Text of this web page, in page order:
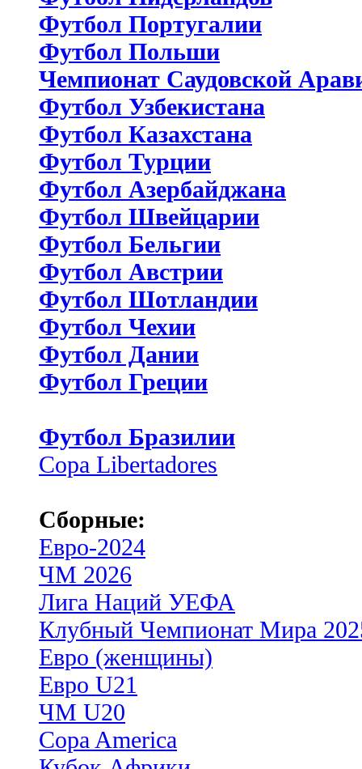
Футбол Португалии
Футбол Польши
Чемпионат Саудовской
Футбол Узбекистана
Футбол Казахстана
Футбол Турции
Футбол Азербайджана
Футбол Швейцарии
Футбол Бельгии
Футбол Австрии
Футбол Шотландии
Футбол Чехии
Футбол Дании
Футбол Греции
Футбол Бразилии
Copa Libertadores
Сборные:
Евро-2024
ЧМ 2026
Лига Наций УЕФА
Клубный Чемпионат Мира
Евро (женщины)
Евро U21
ЧМ U20
Copa America